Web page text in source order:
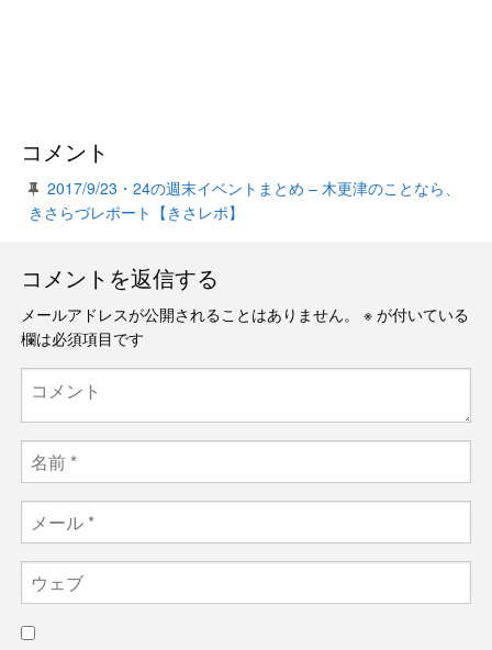
コメント
2017/9/23・24の週末イベントまとめ – 木更津のことなら、
きさらづレポート【きさレポ】
コメントを返信する
メールアドレスが公開されることはありません。 ※ が付いている
欄は必須項目です